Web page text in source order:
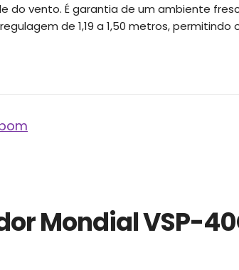
do vento. É garantia de um ambiente
regulagem de 1,19 a 1,50 metros,
Mondial VSP-